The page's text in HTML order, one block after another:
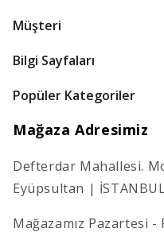
Müşteri
Bilgi Sayfaları
Popüler Kategoriler
Mağaza Adresimiz
Defterdar Mahallesi.
Eyüpsultan |
Mağazamız Pazartesi